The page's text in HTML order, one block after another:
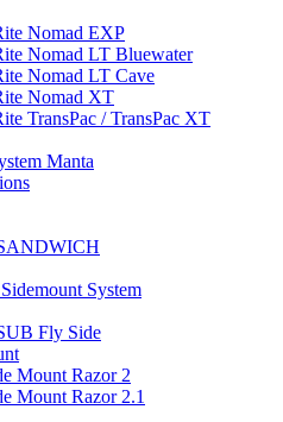
Nomad EXP
Nomad LT Bluewater
Nomad LT Cave
Nomad XT
TransPac / TransPac XT
Manta
System
Fly Side
Mount Razor 2
Mount Razor 2.1